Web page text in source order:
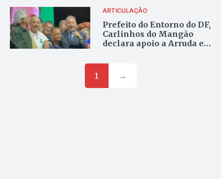
ARTICULAÇÃO
Prefeito do Entorno do DF,
Carlinhos do Mangão
declara apoio a Arruda e
Caiado
1
→